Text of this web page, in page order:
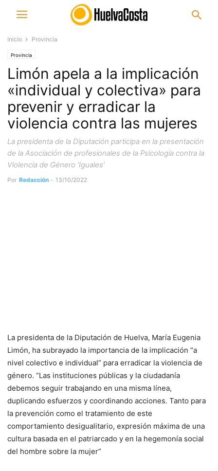
Inicio Provincia
Provincia
Limón apela a la implicación
«individual y colectiva» para
prevenir y erradicar la
violencia contra las mujeres
La presidenta de la Diputación participa en la presentación
de la Asociación de profesionales de la Psicología contra la
Violencia de Género ‘Iguales’
Por Redacción - 13/10/2022
La presidenta de la Diputación de Huelva, María Eugenia
Limón, ha subrayado la importancia de la implicación “a
nivel colectivo e individual” para erradicar la violencia de
género. “Las instituciones públicas y la ciudadanía
debemos seguir trabajando en una misma línea,
duplicando esfuerzos y coordinando acciones. Tanto para
la prevención como el tratamiento de este
comportamiento desigualitario, expresión máxima de una
cultura basada en el patriarcado y en la hegemonía social
del hombre sobre la mujer”